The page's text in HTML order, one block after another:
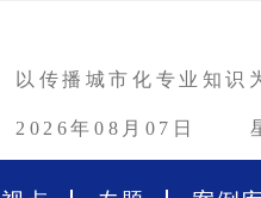
以传播城市化专业知识
2026年08月07日